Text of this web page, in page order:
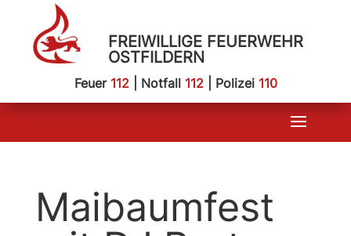
FREIWILLIGE FEUERWEHR
OSTFILDERN
Feuer 112| Notfall 112| Polizei 110
Maibaumfest